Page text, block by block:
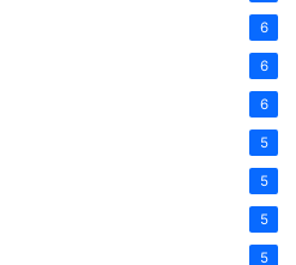
6
6
6
5
5
5
5